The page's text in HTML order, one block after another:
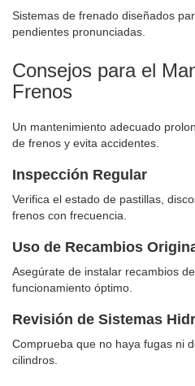
Sistemas de frenado diseñados
pendientes pronunciadas.
Consejos para el
Frenos
Un mantenimiento adecuado
de frenos y evita accidentes.
Inspección Regular
Verifica el estado de pastillas,
frenos con frecuencia.
Uso de Recambios
Asegúrate de instalar recambios
funcionamiento óptimo.
Revisión de Sistemas
Comprueba que no haya fugas ni
cilindros.